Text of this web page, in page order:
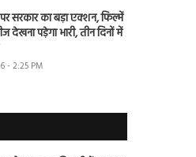
सरकार का बड़ा एक्शन, फिल्में
देखना पड़ेगा भारी, तीन दिनों में
- 2:25 PM